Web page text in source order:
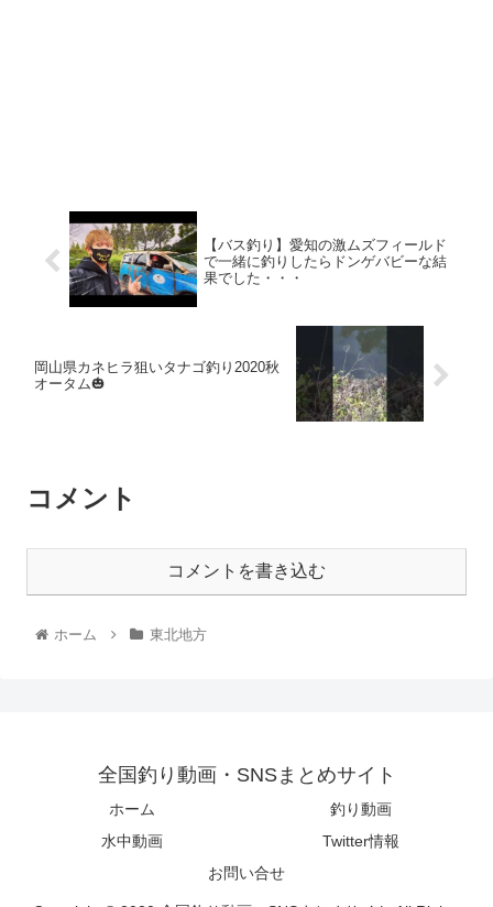
【バス釣り】愛知の激ムズフィールド
で一緒に釣りしたらドンゲバビーな結
果でした・・・
岡山県カネヒラ狙いタナゴ釣り2020秋
オータム🎃
コメント
コメントを書き込む
ホーム 東北地方
全国釣り動画・SNSまとめサイト
ホーム
釣り動画
水中動画
Twitter情報
お問い合せ